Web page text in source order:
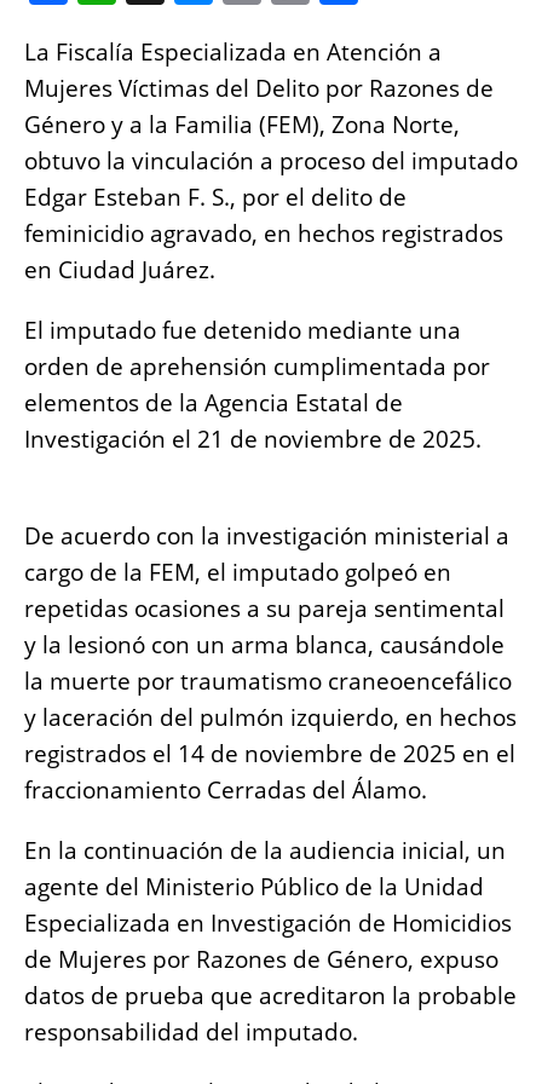
c
e
b
o
o
k
at
s
A
p
p
ss
e
n
g
er
ai
l
p
y
Li
n
k
a
re
La Fiscalía Especializada en Atención a
Mujeres Víctimas del Delito por Razones de
Género y a la Familia (FEM), Zona Norte,
obtuvo la vinculación a proceso del imputado
Edgar Esteban F. S., por el delito de
feminicidio agravado, en hechos registrados
en Ciudad Juárez.
El imputado fue detenido mediante una
orden de aprehensión cumplimentada por
elementos de la Agencia Estatal de
Investigación el 21 de noviembre de 2025.
De acuerdo con la investigación ministerial a
cargo de la FEM, el imputado golpeó en
repetidas ocasiones a su pareja sentimental
y la lesionó con un arma blanca, causándole
la muerte por traumatismo craneoencefálico
y laceración del pulmón izquierdo, en hechos
registrados el 14 de noviembre de 2025 en el
fraccionamiento Cerradas del Álamo.
En la continuación de la audiencia inicial, un
agente del Ministerio Público de la Unidad
Especializada en Investigación de Homicidios
de Mujeres por Razones de Género, expuso
datos de prueba que acreditaron la probable
responsabilidad del imputado.